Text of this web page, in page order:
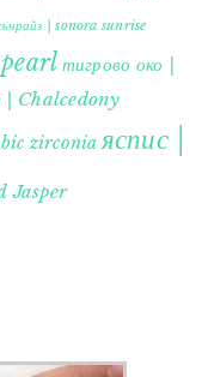
| sonora sunrise
тигрово око |
| Chalcedony
zirconia яспис |
Jasper